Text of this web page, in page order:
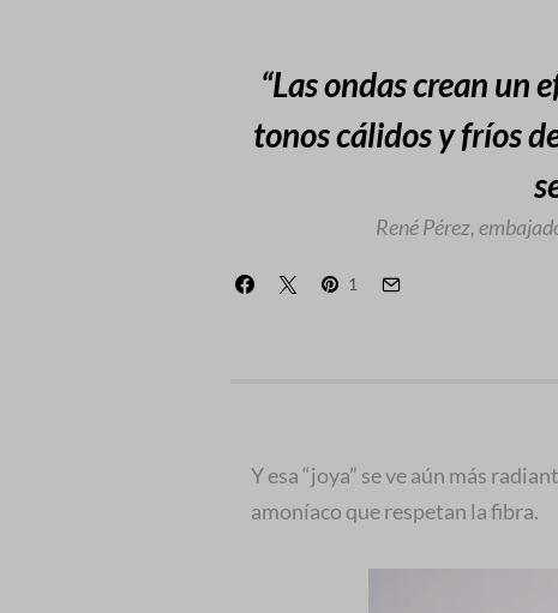
“Las ondas crean un
tonos cálidos y fríos
René Pérez,
1
Y esa “joya” se ve aún más
amoníaco que respetan la fibra.